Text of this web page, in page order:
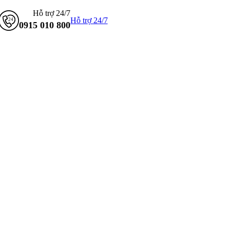
Hỗ trợ 24/7
0915 010 800Hỗ trợ 24/7